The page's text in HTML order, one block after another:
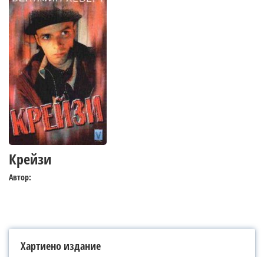
Крейзи
Автор:
Хартиено издание